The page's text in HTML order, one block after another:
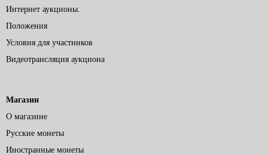
Интернет аукционы.
Положения
Условия для участников
Видеотрансляция аукциона
Магазин
О магазине
Русские монеты
Иностранные монеты